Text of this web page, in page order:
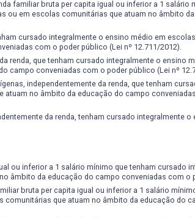
familiar bruta per capita igual ou inferior a 1 salário
ou em escolas comunitárias que atuam no âmbito
cursado integralmente o ensino médio em
com o poder público (Lei nº 12.711/2012).
renda, que tenham cursado integralmente o ensino
campo conveniadas com o poder público (Lei nº
independentemente da renda, que tenham
no âmbito da educação do campo
da renda, tenham cursado integralmente
ou inferior a 1 salário mínimo que tenham cursado
âmbito da educação do campo conveniadas com o
bruta per capita igual ou inferior a 1 salário
que atuam no âmbito da educação do